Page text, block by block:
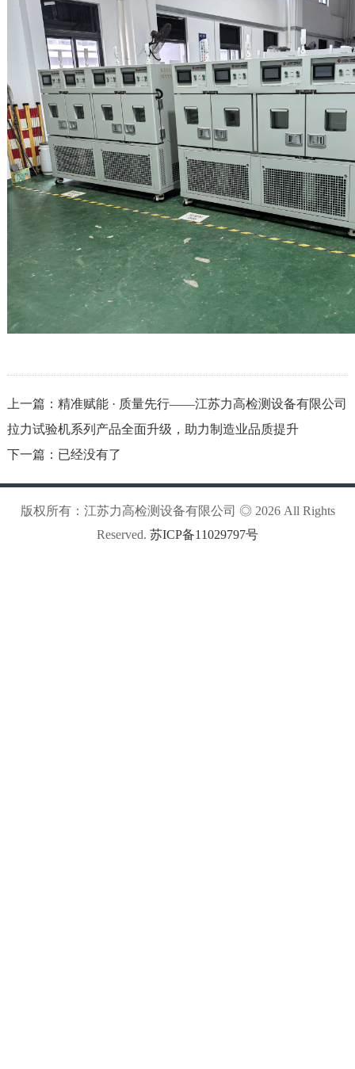
上一篇： 精准赋能 · 质量先行——江苏力高检测设备有限公司
拉力试验机系列产品全面升级，助力制造业品质提升
下一篇：已经没有了
版权所有：江苏力高检测设备有限公司 ◎ 2026 All Rights
Reserved. 苏ICP备11029797号